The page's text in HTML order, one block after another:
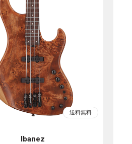
Ibanez